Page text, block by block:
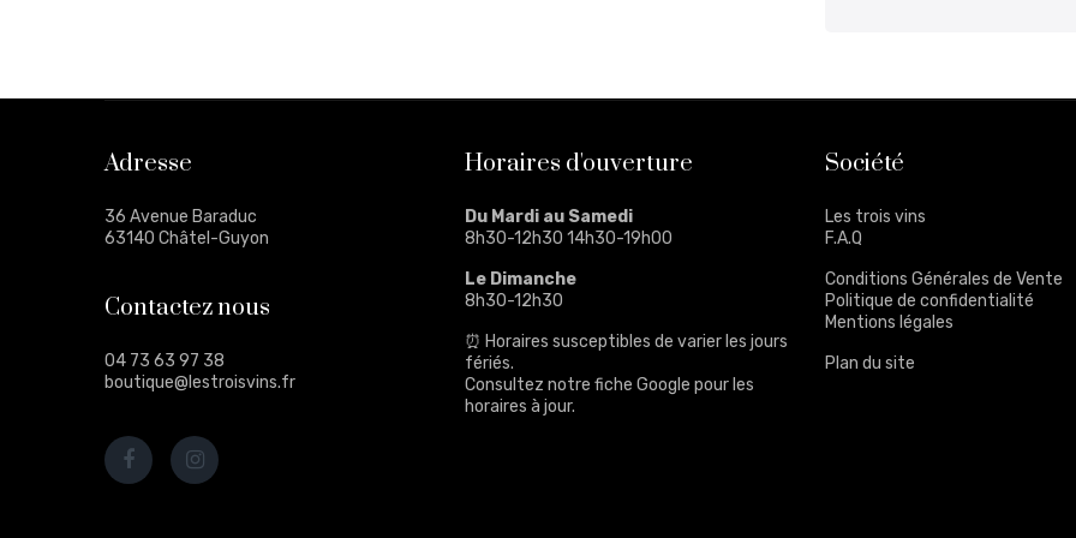
Adresse
36 Avenue Baraduc
63140 Châtel-Guyon
Contactez nous
04 73 63 97 38
boutique@lestroisvins.fr
Horaires d'ouverture
Du Mardi au Samedi
8h30-12h30 14h30-19h00
Le Dimanche
8h30-12h30
⏰ Horaires susceptibles de varier les jours
fériés.
Consultez notre fiche Google pour les
horaires à jour.
Société
Les trois vins
F.A.Q
Conditions Générales de Vente
Politique de confidentialité
Mentions légales
Plan du site